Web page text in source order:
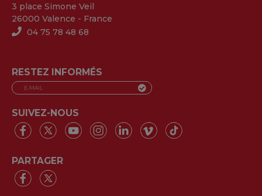
3 place Simone Veil
26000 Valence - France
04 75 78 48 68
RESTEZ INFORMÉS
SUIVEZ-NOUS
PARTAGER